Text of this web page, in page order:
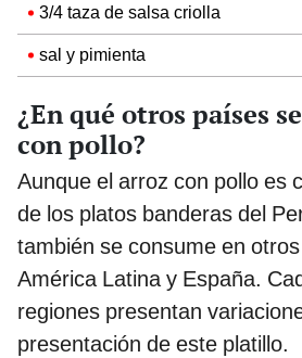
3/4 taza de salsa criolla
sal y pimienta
¿En qué otros países
con pollo?
Aunque el arroz con pollo es
de los platos banderas del
también se consume en
América Latina y España.
regiones presentan
presentación de este platillo.